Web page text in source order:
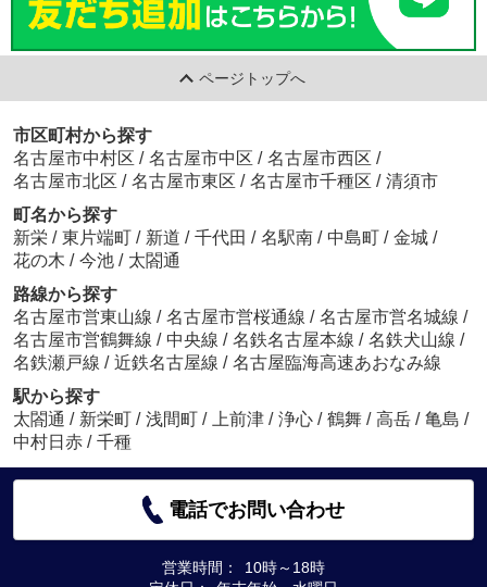
ページトップへ
市区町村から探す
名古屋市中村区 / 名古屋市中区 / 名古屋市西区 /
名古屋市北区 / 名古屋市東区 / 名古屋市千種区 / 清須市
町名から探す
新栄 / 東片端町 / 新道 / 千代田 / 名駅南 / 中島町 / 金城 /
花の木 / 今池 / 太閤通
路線から探す
名古屋市営東山線 / 名古屋市営桜通線 / 名古屋市営名城線 /
名古屋市営鶴舞線 / 中央線 / 名鉄名古屋本線 / 名鉄犬山線 /
名鉄瀬戸線 / 近鉄名古屋線 / 名古屋臨海高速あおなみ線
駅から探す
太閤通 / 新栄町 / 浅間町 / 上前津 / 浄心 / 鶴舞 / 高岳 / 亀島 /
中村日赤 / 千種
電話でお問い合わせ
営業時間：
10時～18時